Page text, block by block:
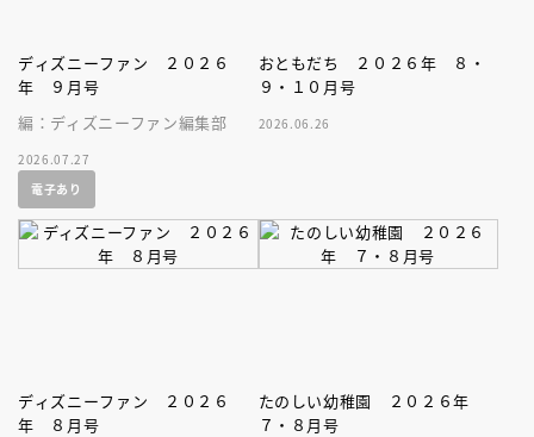
ディズニーファン ２０２６
年 ９月号
編：ディズニーファン編集部
2026.07.27
電子あり
おともだち ２０２６年 ８・
９・１０月号
2026.06.26
ディズニーファン ２０２６
年 ８月号
たのしい幼稚園 ２０２６年
７・８月号